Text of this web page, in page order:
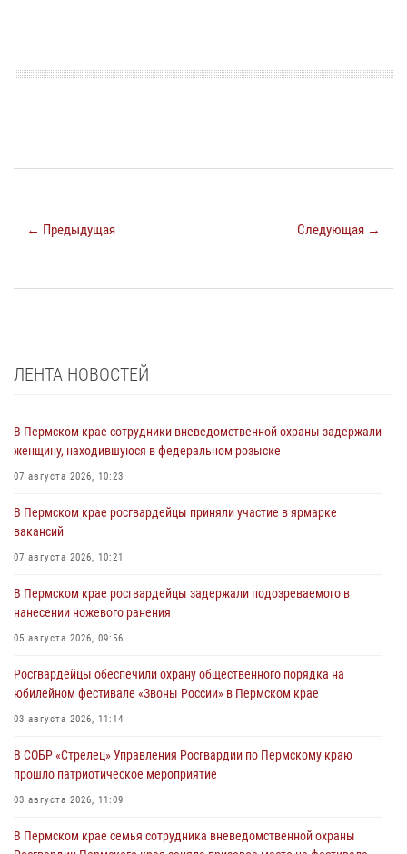
← Предыдущая Следующая →
ЛЕНТА НОВОСТЕЙ
В Пермском крае сотрудники вневедомственной охраны задержали
женщину, находившуюся в федеральном розыске
07 августа 2026, 10:23
В Пермском крае росгвардейцы приняли участие в ярмарке
вакансий
07 августа 2026, 10:21
В Пермском крае росгвардейцы задержали подозреваемого в
нанесении ножевого ранения
05 августа 2026, 09:56
Росгвардейцы обеспечили охрану общественного порядка на
юбилейном фестивале «Звоны России» в Пермском крае
03 августа 2026, 11:14
В СОБР «Стрелец» Управления Росгвардии по Пермскому краю
прошло патриотическое мероприятие
03 августа 2026, 11:09
В Пермском крае семья сотрудника вневедомственной охраны